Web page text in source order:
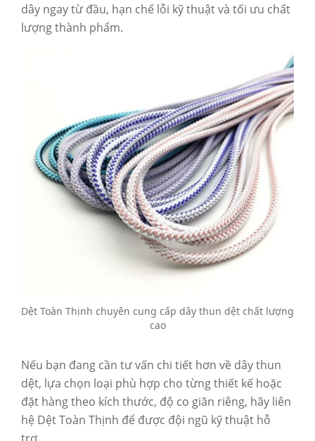
dây ngay từ đầu, hạn chế lỗi kỹ thuật và tối ưu chất
lượng thành phẩm.
Dệt Toàn Thịnh chuyên cung cấp dây thun dệt chất lượng
cao
Nếu bạn đang cần tư vấn chi tiết hơn về dây thun
dệt, lựa chọn loại phù hợp cho từng thiết kế hoặc
đặt hàng theo kích thước, độ co giãn riêng, hãy liên
hệ Dệt Toàn Thịnh để được đội ngũ kỹ thuật hỗ